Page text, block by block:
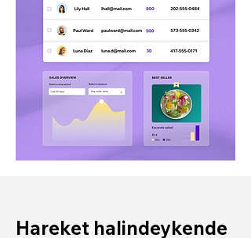
Hareket halindeykende